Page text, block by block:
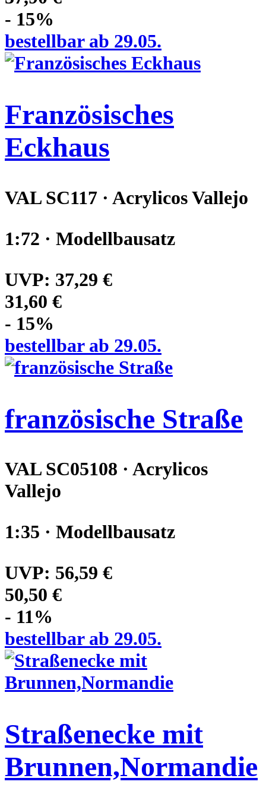
- 15%
bestellbar ab 29.05.
Französisches
Eckhaus
VAL SC117 · Acrylicos Vallejo
1:72 · Modellbausatz
UVP: 37,29 €
31,60 €
- 15%
bestellbar ab 29.05.
französische Straße
VAL SC05108 · Acrylicos
Vallejo
1:35 · Modellbausatz
UVP: 56,59 €
50,50 €
- 11%
bestellbar ab 29.05.
Straßenecke mit
Brunnen,Normandie